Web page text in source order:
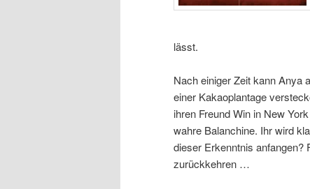
lässt.
Nach einiger Zeit kann Anya
einer Kakaoplantage
ihren Freund Win in New
wahre Balanchine. Ihr wird
dieser Erkenntnis anfangen?
zurückkehren …